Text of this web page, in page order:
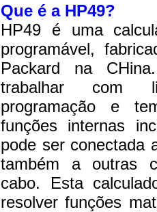
Que é a HP49?
HP49 é uma
programável,
Packard na
trabalhar com
programação e
funções internas
pode ser conectada
também a outras
cabo. Esta
resolver funções